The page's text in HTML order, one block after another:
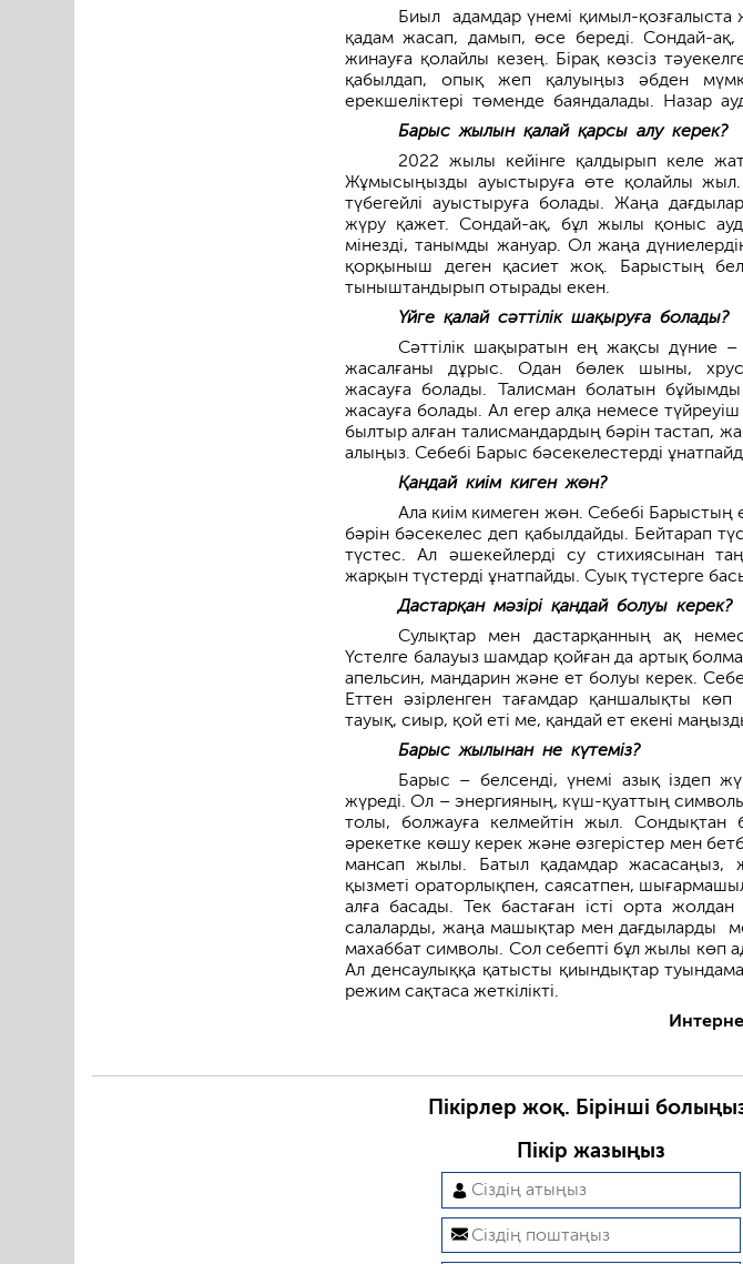
Биыл адамдар үнемі қимыл-қозғалыста
қадам жасап, дамып, өсе береді. Сондай-
жинауға қолайлы кезең. Бірақ көзсіз
қабылдап, опық жеп қалуыңыз әбден
ерекшеліктері төменде баяндалады. Назар
Барыс жылын қалай қарсы алу керек?
2022 жылы кейінге қалдырып келе
Жұмысыңызды ауыстыруға өте қолайлы жыл.
түбегейлі ауыстыруға болады. Жаңа
жүру қажет. Сондай-ақ, бұл жылы қоныс
мінезді, танымды жануар. Ол жаңа
қорқыныш деген қасиет жоқ. Барыстың
тыныштандырып отырады екен.
Үйге қалай сәттілік шақыруға болады?
Сәттілік шақыратын ең жақсы дүние
жасалғаны дұрыс. Одан бөлек шыны,
жасауға болады. Талисман болатын
жасауға болады. Ал егер алқа немесе түйреуіш
былтыр алған талисмандардың бәрін тастап,
алыңыз. Себебі Барыс бәсекелестерді
Қандай киім киген жөн?
Ала киім кимеген жөн. Себебі Барыстың
бәрін бәсекелес деп қабылдайды. Бейтарап
түстес. Ал әшекейлерді су стихиясынан
жарқын түстерді ұнатпайды. Суық түстерге
Дастарқан мәзірі қандай болуы керек?
Сулықтар мен дастарқанның ақ
Үстелге балауыз шамдар қойған да артық
апельсин, мандарин және ет болуы керек.
Еттен әзірленген тағамдар қаншалықты
тауық, сиыр, қой еті ме, қандай ет екені
Барыс жылынан не күтеміз?
Барыс – белсенді, үнемі азық іздеп
жүреді. Ол – энергияның, күш-қуаттың
толы, болжауға келмейтін жыл. Сондықтан
әрекетке көшу керек және өзгерістер мен
мансап жылы. Батыл қадамдар жасасаңыз,
қызметі ораторлықпен, саясатпен,
алға басады. Тек бастаған істі орта
салаларды, жаңа машықтар мен дағдыларды
махаббат символы. Сол себепті бұл жылы көп
Ал денсаулыққа қатысты қиындықтар
режим сақтаса жеткілікті.
Пікірлер жоқ. Бірінші
Пікір жазыңыз